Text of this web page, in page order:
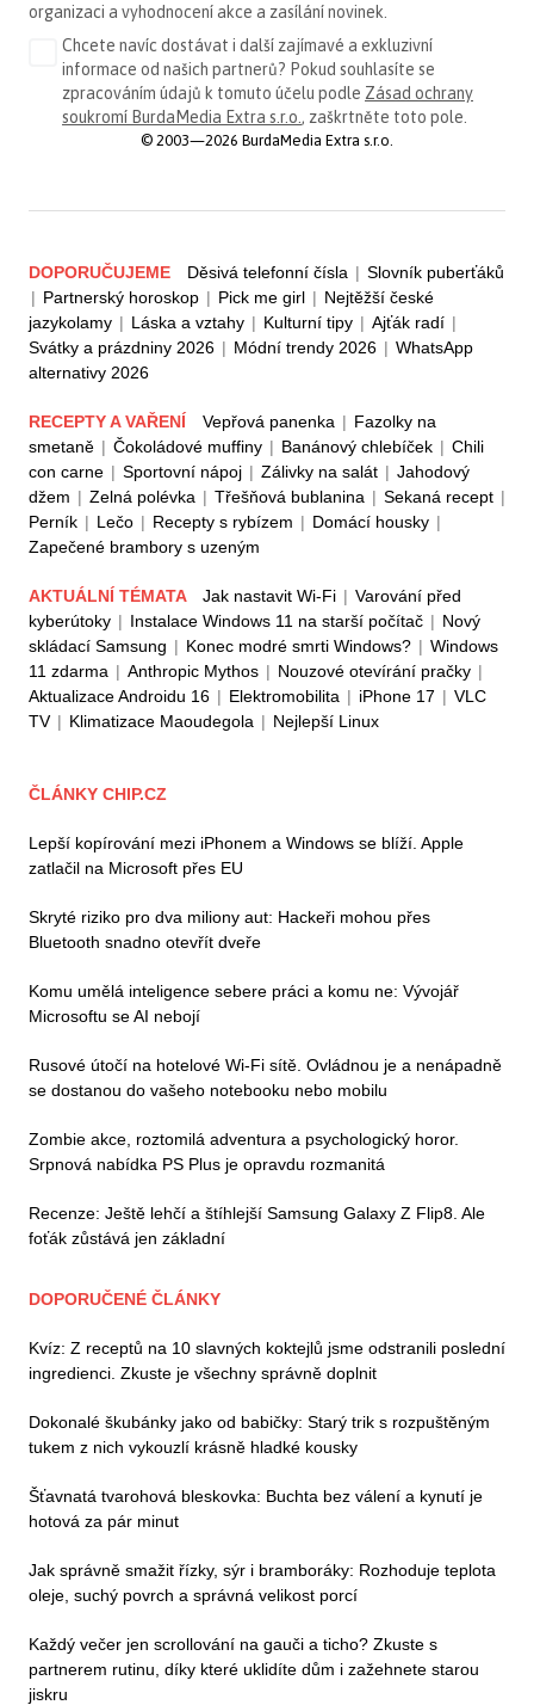
organizaci a vyhodnocení akce a zasílání novinek.
Chcete navíc dostávat i další zajímavé a exkluzivní
informace od našich partnerů? Pokud souhlasíte se
zpracováním údajů k tomuto účelu podle Zásad ochrany
soukromí BurdaMedia Extra s.r.o., zaškrtněte toto pole.
© 2003—2026 BurdaMedia Extra s.r.o.
DOPORUČUJEME Děsivá telefonní čísla | Slovník puberťáků
| Partnerský horoskop | Pick me girl | Nejtěžší české
jazykolamy | Láska a vztahy | Kulturní tipy | Ajťák radí |
Svátky a prázdniny 2026 | Módní trendy 2026 | WhatsApp
alternativy 2026
RECEPTY A VAŘENÍ Vepřová panenka | Fazolky na
smetaně | Čokoládové muffiny | Banánový chlebíček | Chili
con carne | Sportovní nápoj | Zálivky na salát | Jahodový
džem | Zelná polévka | Třešňová bublanina | Sekaná recept |
Perník | Lečo | Recepty s rybízem | Domácí housky |
Zapečené brambory s uzeným
AKTUÁLNÍ TÉMATA Jak nastavit Wi-Fi | Varování před
kyberútoky | Instalace Windows 11 na starší počítač | Nový
skládací Samsung | Konec modré smrti Windows? | Windows
11 zdarma | Anthropic Mythos | Nouzové otevírání pračky |
Aktualizace Androidu 16 | Elektromobilita | iPhone 17 | VLC
TV | Klimatizace Maoudegola | Nejlepší Linux
ČLÁNKY CHIP.CZ
Lepší kopírování mezi iPhonem a Windows se blíží. Apple
zatlačil na Microsoft přes EU
Skryté riziko pro dva miliony aut: Hackeři mohou přes
Bluetooth snadno otevřít dveře
Komu umělá inteligence sebere práci a komu ne: Vývojář
Microsoftu se AI nebojí
Rusové útočí na hotelové Wi-Fi sítě. Ovládnou je a nenápadně
se dostanou do vašeho notebooku nebo mobilu
Zombie akce, roztomilá adventura a psychologický horor.
Srpnová nabídka PS Plus je opravdu rozmanitá
Recenze: Ještě lehčí a štíhlejší Samsung Galaxy Z Flip8. Ale
foťák zůstává jen základní
DOPORUČENÉ ČLÁNKY
Kvíz: Z receptů na 10 slavných koktejlů jsme odstranili poslední
ingredienci. Zkuste je všechny správně doplnit
Dokonalé škubánky jako od babičky: Starý trik s rozpuštěným
tukem z nich vykouzlí krásně hladké kousky
Šťavnatá tvarohová bleskovka: Buchta bez válení a kynutí je
hotová za pár minut
Jak správně smažit řízky, sýr i bramboráky: Rozhoduje teplota
oleje, suchý povrch a správná velikost porcí
Každý večer jen scrollování na gauči a ticho? Zkuste s
partnerem rutinu, díky které uklidíte dům i zažehnete starou
jiskru